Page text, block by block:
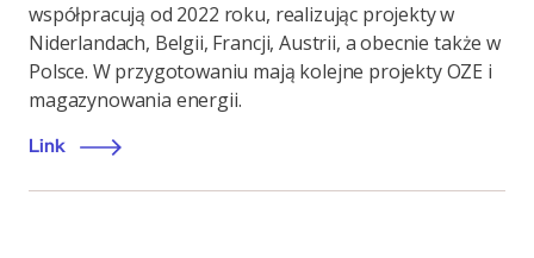
współpracują od 2022 roku, realizując projekty w
Niderlandach, Belgii, Francji, Austrii, a obecnie także w
Polsce. W przygotowaniu mają kolejne projekty OZE i
magazynowania energii.
Link